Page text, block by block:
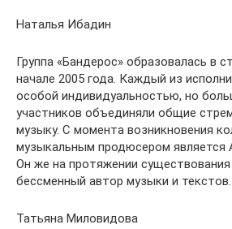
Наталья Ибадин
Группа «Бандерос» образовалась в
начале 2005 года. Каждый из
особой индивидуальностью, но
участников объединяли общие
музыку. С момента возникновения
музыкальным продюсером является
Он же на протяжении существования
бессменный автор музыки и текстов.
Татьяна Миловидова